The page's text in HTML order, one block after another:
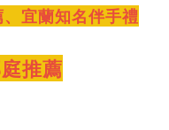
宜蘭知名伴手禮
推薦